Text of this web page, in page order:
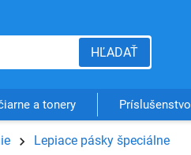
HĽADAŤ
a tonery Príslušenstvo
Lepiace pásky špeciálne